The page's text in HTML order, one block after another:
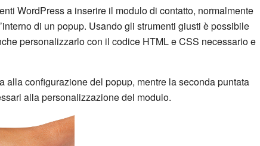
WordPress a inserire il modulo di contatto, normalmente
di un popup. Usando gli strumenti giusti è possibile
personalizzarlo con il codice HTML e CSS necessario e
alla configurazione del popup, mentre la seconda puntata
alla personalizzazione del modulo.